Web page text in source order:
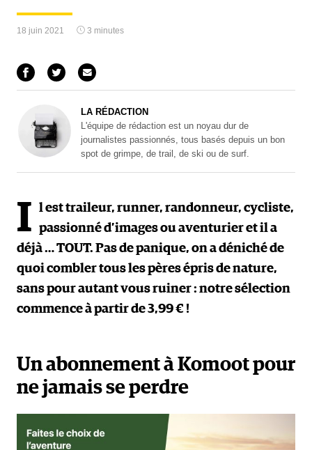
18 juin 2021 3 minutes
LA RÉDACTION
L'équipe de rédaction est un noyau dur de
journalistes passionnés, tous basés depuis un bon
spot de grimpe, de trail, de ski ou de surf.
I l est traileur, runner, randonneur, cycliste,
passionné d’images ou aventurier et il a
déjà … TOUT. Pas de panique, on a déniché de
quoi combler tous les pères épris de nature,
sans pour autant vous ruiner : notre sélection
commence à partir de 3,99 € !
Un abonnement à Komoot pour
ne jamais se perdre